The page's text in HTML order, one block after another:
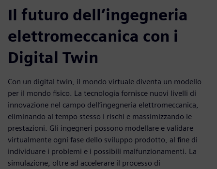
Il futuro dell’ingegneria
elettromeccanica con i
Digital Twin
Con un digital twin, il mondo virtuale diventa un modello
per il mondo fisico. La tecnologia fornisce nuovi livelli di
innovazione nel campo dell’ingegneria elettromeccanica,
eliminando al tempo stesso i rischi e massimizzando le
prestazioni. Gli ingegneri possono modellare e validare
virtualmente ogni fase dello sviluppo prodotto, al fine di
individuare i problemi e i possibili malfunzionamenti. La
simulazione, oltre ad accelerare il processo di